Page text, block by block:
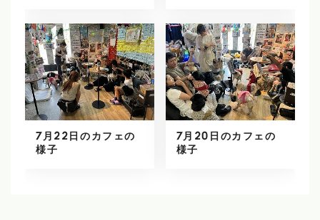
7月22日のカフェの
様子
7月20日のカフェの
様子